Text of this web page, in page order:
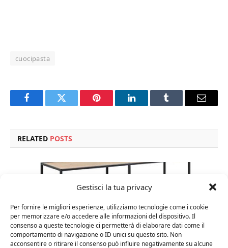
Gestisci la tua privacy
Per fornire le migliori esperienze, utilizziamo tecnologie come i cookie
per memorizzare e/o accedere alle informazioni del dispositivo. Il
consenso a queste tecnologie ci permetterà di elaborare dati come il
comportamento di navigazione o ID unici su questo sito. Non
acconsentire o ritirare il consenso può influire negativamente su alcune
cuocipasta
FacebookTwitter Pinterest LinkedInTumblr Email
RELATED POSTS